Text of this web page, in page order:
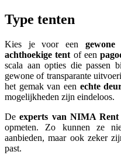
Type tenten
Kies je voor een gewone
achthoekige tent of een
scala aan opties die passen
gewone of transparante
het gemak van een echte
mogelijkheden zijn eindeloos.
Deexperts van NIMA Rent
opmeten. Zo kunnen ze
aanbieden, maar ook zeker
past.